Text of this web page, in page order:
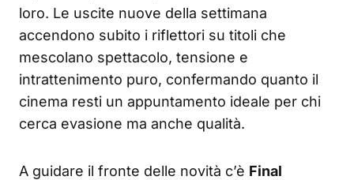
loro. Le uscite nuove della settimana
accendono subito i riflettori su titoli che
mescolano spettacolo, tensione e
intrattenimento puro, confermando quanto il
cinema resti un appuntamento ideale per chi
cerca evasione ma anche qualità.
A guidare il fronte delle novità c’è Final